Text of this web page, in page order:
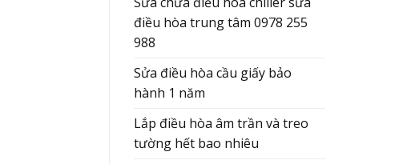
điều hòa trung tâm 0978 255
988
Sửa điều hòa cầu giấy bảo
hành 1 năm
Lắp điều hòa âm trần và treo
tường hết bao nhiêu